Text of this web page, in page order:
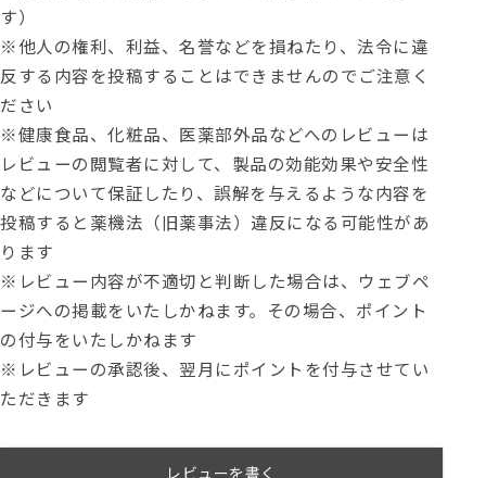
す）
※他人の権利、利益、名誉などを損ねたり、法令に違
反する内容を投稿することはできませんのでご注意く
ださい
※健康食品、化粧品、医薬部外品などへのレビューは
レビューの閲覧者に対して、製品の効能効果や安全性
などについて保証したり、誤解を与えるような内容を
投稿すると薬機法（旧薬事法）違反になる可能性があ
ります
※レビュー内容が不適切と判断した場合は、ウェブペ
ージへの掲載をいたしかねます。その場合、ポイント
の付与をいたしかねます
※レビューの承認後、翌月にポイントを付与させてい
ただきます
レビューを書く